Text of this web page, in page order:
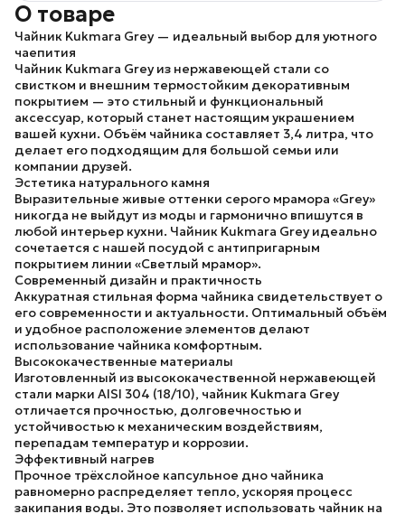
О товаре
Чайник Kukmara Grey — идеальный выбор для уютного
чаепития
Чайник Kukmara Grey из нержавеющей стали со
свистком и внешним термостойким декоративным
покрытием — это стильный и функциональный
аксессуар, который станет настоящим украшением
вашей кухни. Объём чайника составляет 3,4 литра, что
делает его подходящим для большой семьи или
компании друзей.
Эстетика натурального камня
Выразительные живые оттенки серого мрамора «Grey»
никогда не выйдут из моды и гармонично впишутся в
любой интерьер кухни. Чайник Kukmara Grey идеально
сочетается с нашей посудой с антипригарным
покрытием линии «Светлый мрамор».
Современный дизайн и практичность
Аккуратная стильная форма чайника свидетельствует о
его современности и актуальности. Оптимальный объём
и удобное расположение элементов делают
использование чайника комфортным.
Высококачественные материалы
Изготовленный из высококачественной нержавеющей
стали марки AISI 304 (18/10), чайник Kukmara Grey
отличается прочностью, долговечностью и
устойчивостью к механическим воздействиям,
перепадам температур и коррозии.
Эффективный нагрев
Прочное трёхслойное капсульное дно чайника
равномерно распределяет тепло, ускоряя процесс
закипания воды. Это позволяет использовать чайник на